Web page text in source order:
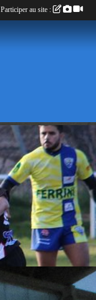
Participer au site :